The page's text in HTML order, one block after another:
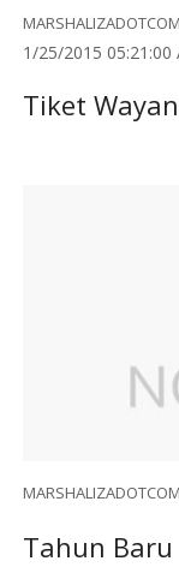
MARSHALIZADOTCOM
1/25/2015 05:21:00
Tiket
MARSHALIZADOTCOM
Tahun Baru